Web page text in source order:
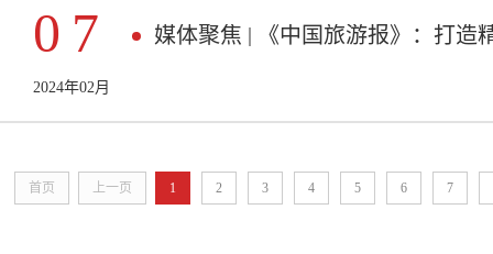
07
2024年02月
媒体聚焦 | 《中国旅游报》：打造
首页 上一页 1 2 3 4 5 6 7